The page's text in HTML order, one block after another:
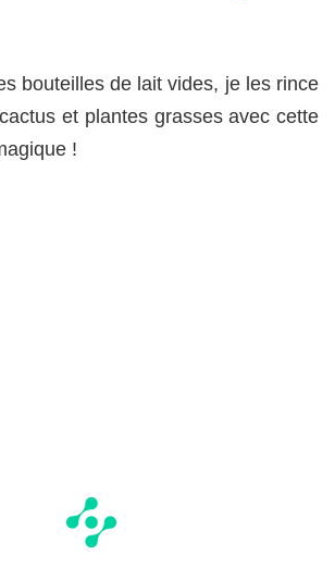
bouteilles de lait vides, je les rince
et plantes grasses avec cette
!